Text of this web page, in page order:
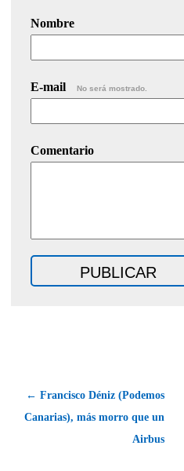
Nombre
E-mail No será mostrado.
Comentario
← Francisco Déniz (Podemos
Canarias), más morro que un
Airbus